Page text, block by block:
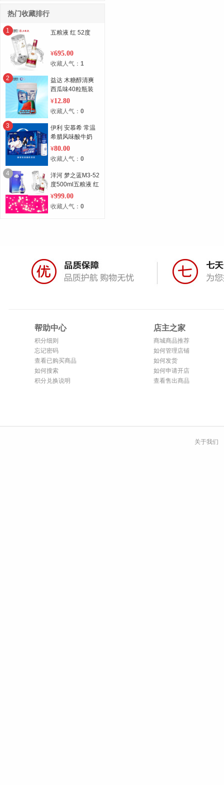
热门收藏排行
1 五粮液 红 52度
¥695.00
收藏人气： 1
2
益达 木糖醇清爽
西瓜味40粒瓶装
56g
¥12.80
收藏人气： 0
3
伊利 安慕希 常温
希腊风味酸牛奶
原味230g*10瓶/箱
（礼盒装）高端畅
饮 迪丽热巴同款
¥80.00
收藏人气： 0
4
洋河 梦之蓝M3-52
度500ml五粮液 红
52度 孝敬长辈，
推荐用酒
¥999.00
收藏人气： 0
帮助中心
积分细则
忘记密码
查看已购买商品
如何搜索
积分兑换说明
店主之家
商城商品推荐
如何管理店铺
如何发货
如何申请开店
查看售出商品
关于我们